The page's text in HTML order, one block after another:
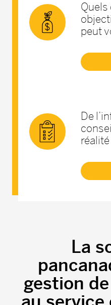
Quels
peut
De
La
gestion